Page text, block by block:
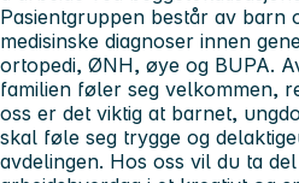
Pasientgruppen består av barn
medisinske diagnoser innen
ortopedi, ØNH, øye og BUPA.
familien føler seg velkommen,
oss er det viktig at barnet,
skal føle seg trygge og
avdelingen. Hos oss vil du ta